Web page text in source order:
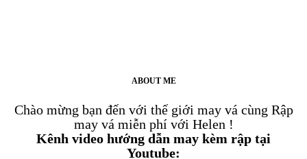
ABOUT ME
Chào mừng bạn đến với thế giới may vá cùng Rập
may vá miễn phí với Helen !
Kênh video hướng dẫn may kèm rập tại
Youtube: